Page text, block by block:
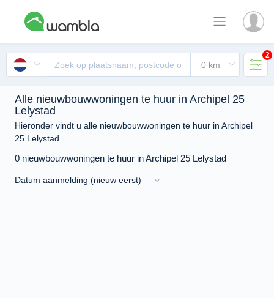
2
Alle nieuwbouwwoningen te huur in Archipel 25
Lelystad
Hieronder vindt u alle nieuwbouwwoningen te huur in Archipel
25 Lelystad
0 nieuwbouwwoningen te huur in Archipel 25 Lelystad